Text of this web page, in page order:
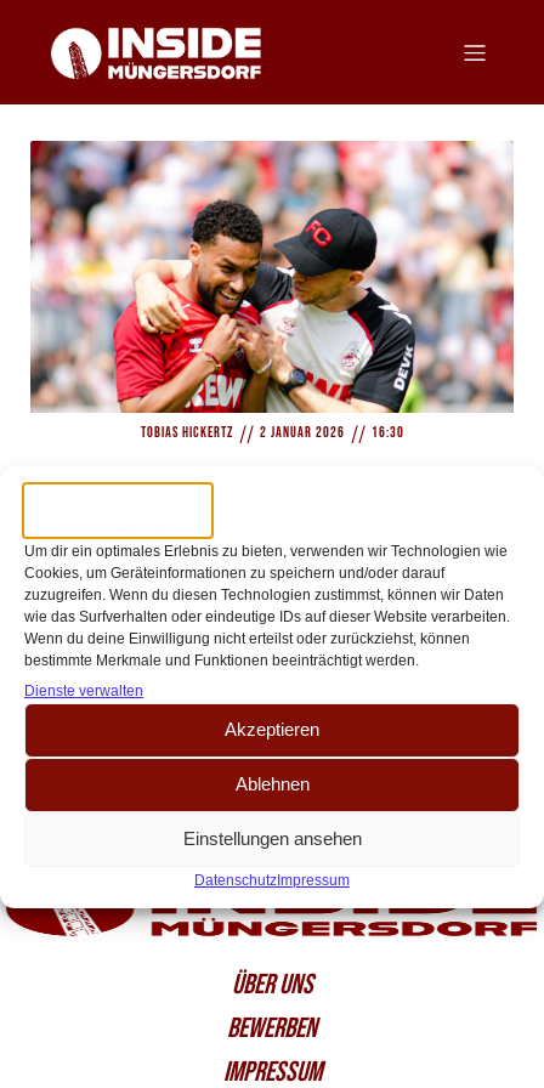
Um dir ein optimales Erlebnis zu bieten, verwenden wir Technologien wie
Cookies, um Geräteinformationen zu speichern und/oder darauf
zuzugreifen. Wenn du diesen Technologien zustimmst, können wir Daten
wie das Surfverhalten oder eindeutige IDs auf dieser Website verarbeiten.
Wenn du deine Einwilligung nicht erteilst oder zurückziehst, können
bestimmte Merkmale und Funktionen beeinträchtigt werden.
Dienste verwalten
Akzeptieren
Ablehnen
Einstellungen ansehen
DatenschutzImpressum
Tobias Hickertz // 2 Januar 2026 // 16:30
FC im Trainingslager: Kommt im
Winter noch Verstärkung?
Foto: Instagram/sportfotografiemz Die Hinrunde ist vorbei – nach
fünfzehn Spieltagen belegt der FC den 11. Tabellenplatz. Für einen
Aufsteiger sicherlich keine schlechte Platzierung, allerdings geben[…]
ÜBER UNS
BEWERBEN
IMPRESSUM